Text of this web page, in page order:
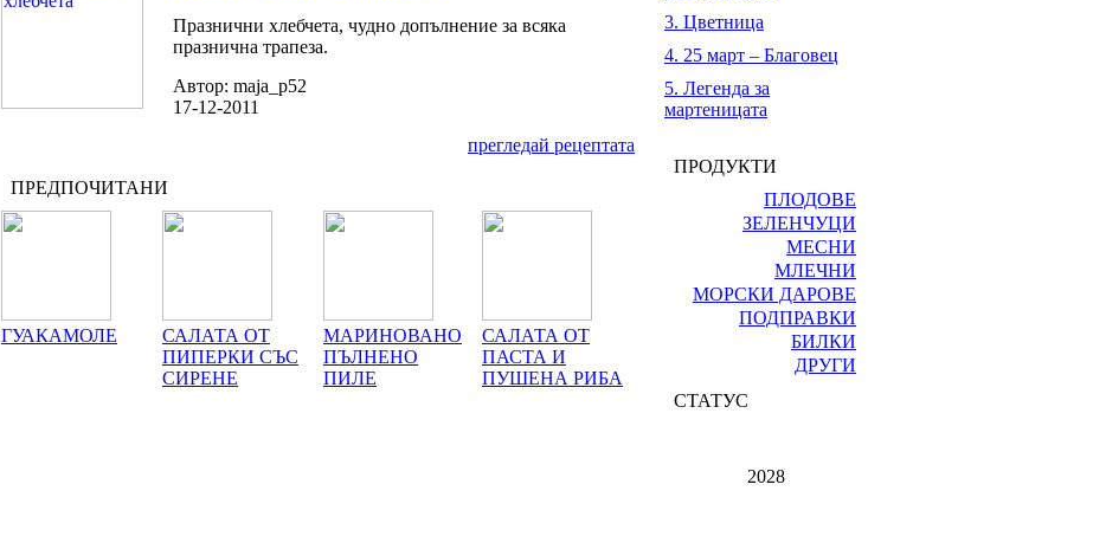
Празнични хлебчета, чудно допълнение за всяка
празнична трапеза.
Автор: maja_p52
17-12-2011
прегледай рецептата
ПРЕДПОЧИТАНИ
ГУАКАМОЛЕ
САЛАТА ОТ
ПИПЕРКИ СЪС
СИРЕНЕ
МАРИНОВАНО
ПЪЛНЕНО
ПИЛЕ
САЛАТА ОТ
ПАСТА И
ПУШЕНА РИБА
3. Цветница
4. 25 март – Благовец
5. Легенда за
мартеницата
ПРОДУКТИ
ПЛОДОВЕ
ЗЕЛЕНЧУЦИ
МЕСНИ
МЛЕЧНИ
МОРСКИ ДАРОВЕ
ПОДПРАВКИ
БИЛКИ
ДРУГИ
СТАТУС
2028